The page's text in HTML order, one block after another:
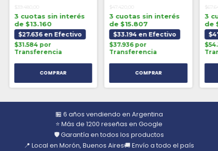
$39.480,00
3 cuotas sin interés
de $13.160
$27.636 en Efectivo
$31.584 por
Transferencia
$47.420,00
3 cuotas sin interés
de $15.807
$33.194 en Efectivo
$37.936 por
Transferencia
3
de
🏪 6 años vendiendo en Argentina
⭐ Más de 1200 reseñas en Google
🛡️ Garantía en todos los productos
📍 Local en Morón, Buenos Aires🚚 Envío a todo el país